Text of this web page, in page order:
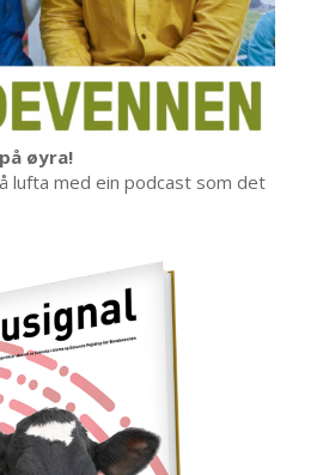
øyra!
lufta med ein podcast som det